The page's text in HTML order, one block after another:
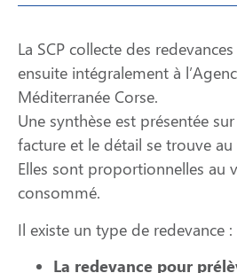
La SCP collecte des
ensuite intégralement à
Méditerranée Corse.
Une synthèse est présentée
facture et le détail se trouve au
Elles sont proportionnelles au
consommé.
Il existe un type de redevance :
La redevance pour